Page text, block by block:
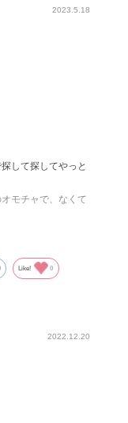
2023.5.18
して探してやっと
モチャで、なくて
久性もわが家には
ます。
Like! 0
2022.12.20